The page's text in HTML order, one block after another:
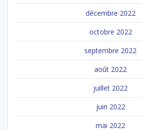
décembre 2022
octobre 2022
septembre 2022
août 2022
juillet 2022
juin 2022
mai 2022